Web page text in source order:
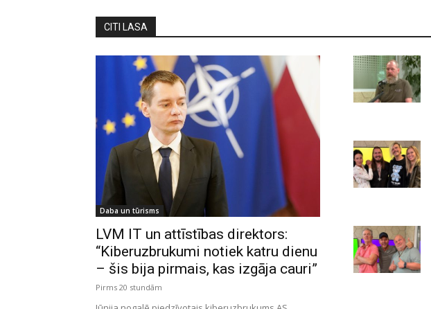
CITI LASA
Daba un tūrisms
LVM IT un attīstības direktors:
“Kiberuzbrukumi notiek katru dienu
– šis bija pirmais, kas izgāja cauri”
Pirms 20 stundām